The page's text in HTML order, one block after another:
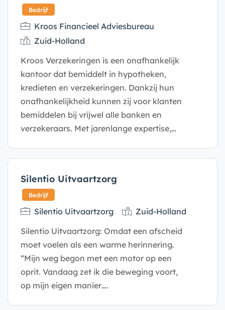
Bedrijf
Kroos Financieel Adviesbureau
Zuid-Holland
Kroos Verzekeringen is een onafhankelijk
kantoor dat bemiddelt in hypotheken,
kredieten en verzekeringen. Dankzij hun
onafhankelijkheid kunnen zij voor klanten
bemiddelen bij vrijwel alle banken en
verzekeraars. Met jarenlange expertise,…
Silentio Uitvaartzorg
Silentio Uitvaartzorg
Zuid-Holland
Silentio Uitvaartzorg: Omdat een afscheid
moet voelen als een warme herinnering.
“Mijn weg begon met een motor op een
oprit. Vandaag zet ik die beweging voort,
op mijn eigen manier….